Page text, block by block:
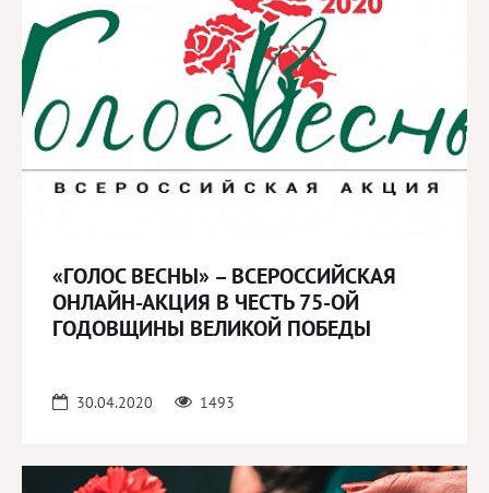
«ГОЛОС ВЕСНЫ» – ВСЕРОССИЙСКАЯ
ОНЛАЙН-АКЦИЯ В ЧЕСТЬ 75-ОЙ
ГОДОВЩИНЫ ВЕЛИКОЙ ПОБЕДЫ
30.04.2020 1493